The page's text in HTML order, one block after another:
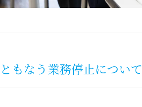
もなう業務停止について